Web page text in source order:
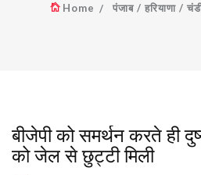
Home पंजाब / हरियाणा /
बीजेपी को समर्थन करते ही
को जेल से छुट्टी मिली